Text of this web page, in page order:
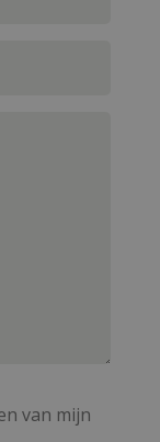
van mijn